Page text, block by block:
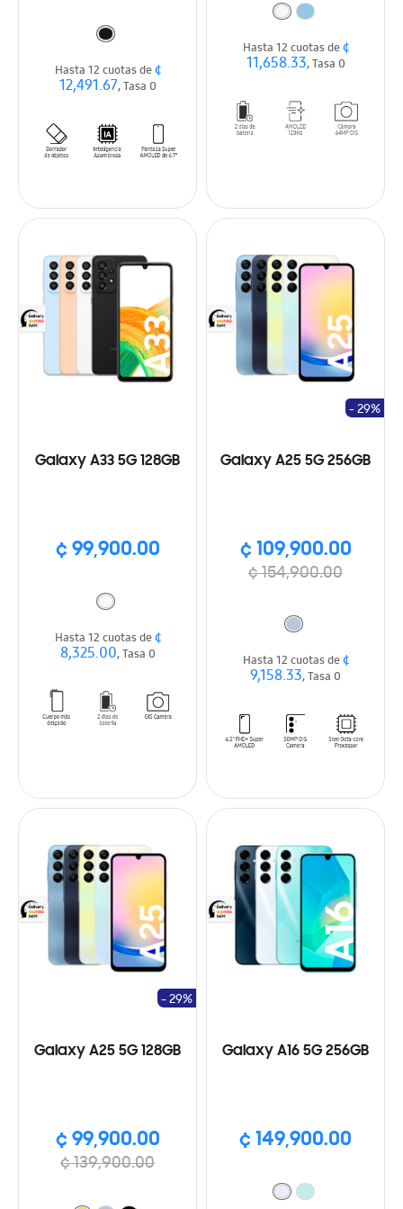
Hasta 12 cuotas de¢
12,491.67, Tasa 0
Hasta 12 cuotas de¢
11,658.33, Tasa 0
Galaxy A33 5G 128GB
¢ 99,900.00
Hasta 12 cuotas de¢
8,325.00, Tasa 0
Galaxy A25 5G 256GB
¢ 109,900.00
¢ 154,900.00
- 29%
Hasta 12 cuotas de¢
9,158.33, Tasa 0
Galaxy A25 5G 128GB
¢ 99,900.00
¢ 139,900.00
- 29%
Galaxy A16 5G 256GB
¢ 149,900.00